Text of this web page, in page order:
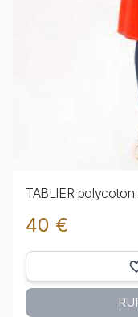
TABLIER
40 €